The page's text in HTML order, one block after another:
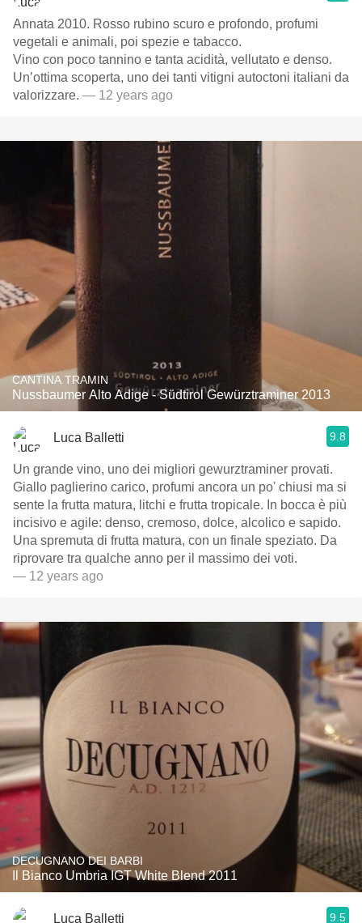
Annata 2010. Rosso rubino scuro e profondo, profumi
vegetali e animali, poi spezie e tabacco.
Vino con poco tannino e tanta acidità, vellutato e denso.
Un’ottima scoperta, uno dei tanti vitigni autoctoni italiani da
valorizzare. — 12 years ago
CANTINA TRAMIN
Nussbaumer Alto Adige - Südtirol Gewürztraminer 2013
Luca Balletti 9.8
Un grande vino, uno dei migliori gewurztraminer provati.
Giallo paglierino carico, profumi ancora un po' chiusi ma si
sente la frutta matura, litchi e frutta tropicale. In bocca è più
incisivo e agile: denso, cremoso, dolce, alcolico e sapido.
Una spremuta di frutta matura, con un finale speziato. Da
riprovare tra qualche anno per il massimo dei voti.
— 12 years ago
DECUGNANO DEI BARBI
Il Bianco Umbria IGT White Blend 2011
Luca Balletti 9.5